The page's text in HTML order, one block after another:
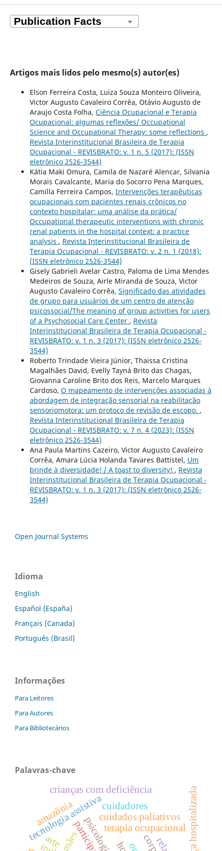
Artigos mais lidos pelo mesmo(s) autor(es)
Elson Ferreira Costa, Luiza Souza Monteiro Oliveira,
Victor Augusto Cavaleiro Corrêa, Otávio Augusto de
Araujo Costa Folha, Ciência Ocupacional e Terapia
Ocupacional: algumas reflexões/ Occupational
Science and Occupational Therapy: some reflections ,
Revista Interinstitucional Brasileira de Terapia
Ocupacional - REVISBRATO: v. 1 n. 5 (2017): (ISSN
eletrônico 2526-3544)
Kátia Maki Omura, Camila de Nazaré Alencar, Silvania
Morais Cavalcante, Maria do Socorro Pena Marques,
Camilla Ferreira Campos, Intervenções terapêuticas
ocupacionais com pacientes renais crônicos no
contexto hospitalar: uma análise da prática/
Occupational therapeutic interventions with chronic
renal patients in the hospital context: a practice
analysis , Revista Interinstitucional Brasileira de
Terapia Ocupacional - REVISBRATO: v. 2 n. 1 (2018):
(ISSN eletrônico 2526-3544)
Gisely Gabrieli Avelar Castro, Paloma de Lima Mendes
Medeiros de Souza, Airle Miranda de Souza, Victor
Augusto Cavaleiro Corrêa, Significado das atividades
de grupo para usuários de um centro de atenção
psicossocial/The meaning of group activities for users
of a Psychosocial Care Center , Revista
Interinstitucional Brasileira de Terapia Ocupacional -
REVISBRATO: v. 1 n. 3 (2017): (ISSN eletrônico 2526-
3544)
Roberto Trindade Vieira Júnior, Thaissa Cristina
Magalhães David, Evelly Tayná Brito das Chagas,
Giovanna Caroline Brito dos Reis, Marcelo Marques
Cardoso, O mapeamento de intervenções associadas à
abordagem de integração sensorial na reabilitação
sensoriomotora: um protoco de revisão de escopo. ,
Revista Interinstitucional Brasileira de Terapia
Ocupacional - REVISBRATO: v. 7 n. 4 (2023): (ISSN
eletrônico 2526-3544)
Ana Paula Martins Cazeiro, Victor Augusto Cavaleiro
Corrêa, Amara Lúcia Holanda Tavares Battistel, Um
brinde à diversidade! / A toast to diversity! , Revista
Interinstitucional Brasileira de Terapia Ocupacional -
REVISBRATO: v. 1 n. 3 (2017): (ISSN eletrônico 2526-
3544)
Open Journal Systems
Idioma
English
Español (España)
Français (Canada)
Português (Brasil)
Informações
Para Leitores
Para Autores
Para Bibliotecários
Palavras-chave
tecnologia assistivaterapia ocupacional
cuidados paliativos criança hospitalizada
crianças com deficiência
mães
cuidadores
arte corpo
amazônia